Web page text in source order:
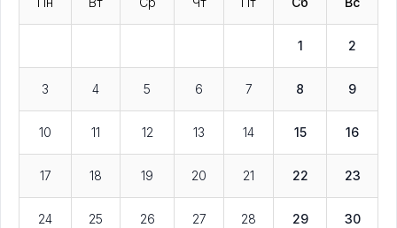
1 2
3 4 5 6 7 8 9
10 11 12 13 14 15 16
17 18 19 20 21 22 23
24 25 26 27 28 29 30